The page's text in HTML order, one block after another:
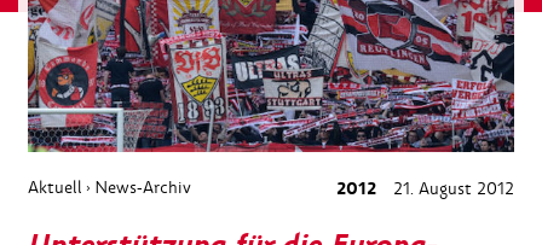
Aktuell › News-Archiv 2012 21. August 2012